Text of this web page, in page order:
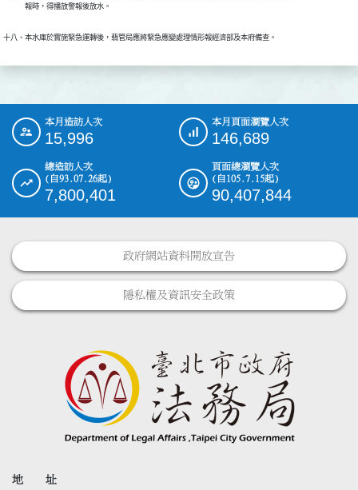
報時，得播放警報後放水。
十八、本水庫於實施緊急運轉後，翡管局應將緊急應變處理情形報經濟部及本府備查。
::: 本月造訪人次
15,996
本月頁面瀏覽人次
146,689
總造訪人次
(自93.07.26起)
7,800,401
頁面總瀏覽人次
(自105.7.15起)
90,407,844
政府網站資料開放宣告
隱私權及資訊安全政策
地 址